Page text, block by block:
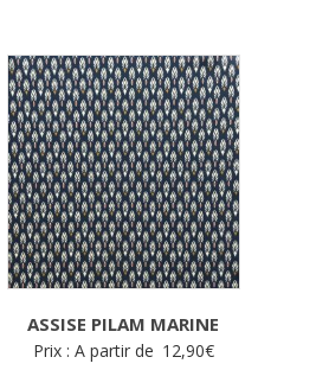
ASSISE PILAM MARINE
Prix : A partir de 12,90€